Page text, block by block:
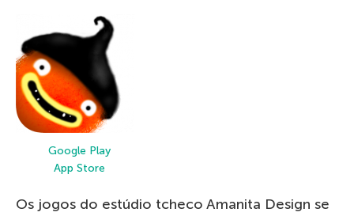
Google Play
App Store
Os jogos do estúdio tcheco Amanita Design se